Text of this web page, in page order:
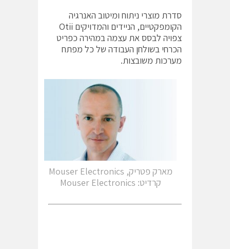
סדרת מוצרי ניתוח ומיטוב האנרגיה
צפויה לבסס את עצמה במהירה כפריט
הכרחי בשולחן העבודה של כל מפתח
מערכות משובצות.
מארק פטריק, Mouser Electronics
קרדיט: Mouser Electronics